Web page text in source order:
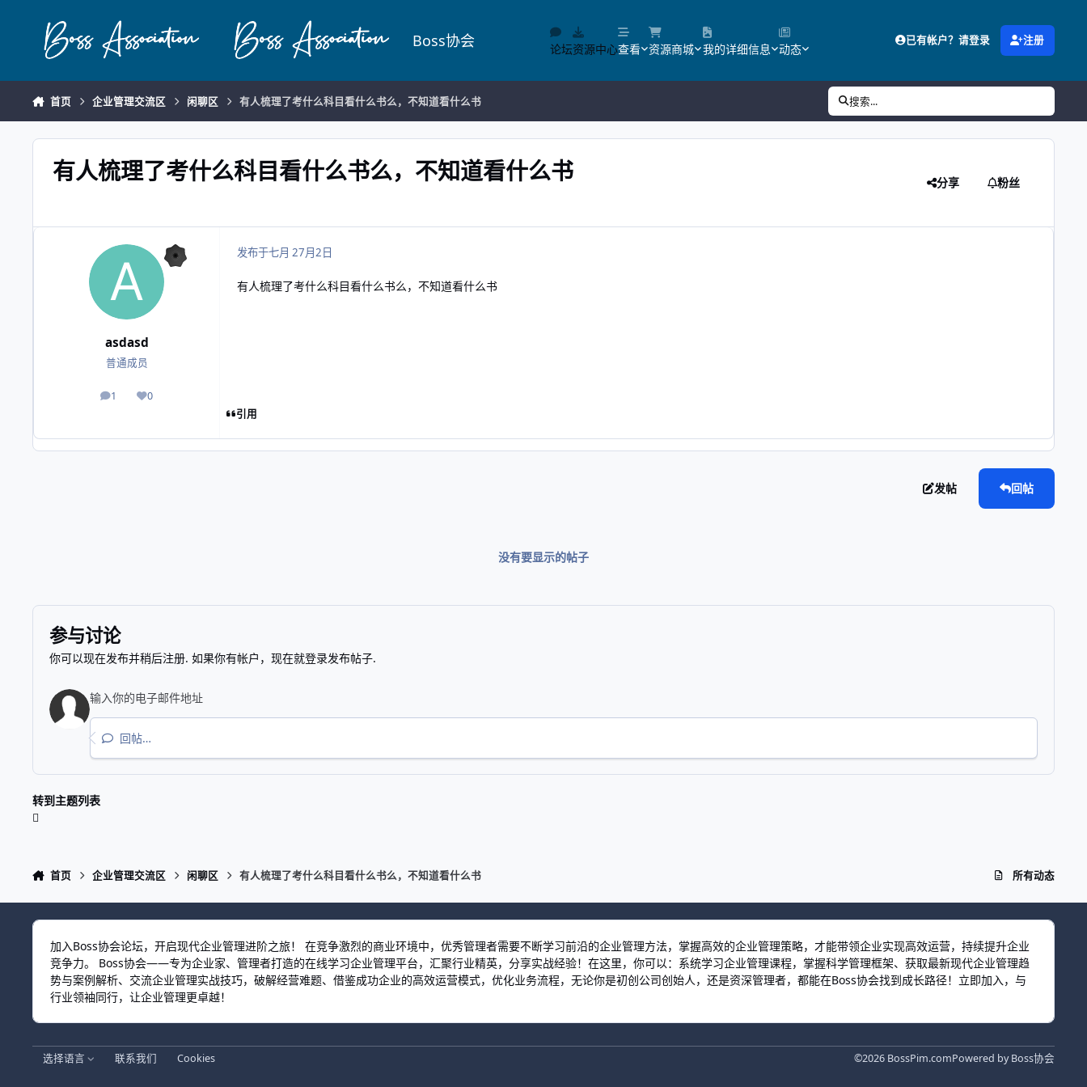
Boss协会 论坛资源中心查看 资源商城 我的详细信息 动态
已有帐户？请登录 注册
首页 企业管理交流区 闲聊区 有人梳理了考什么科目看什么书么，不知道看什么书 搜索...
有人梳理了考什么科目看什么书么，不知道看什么书 分享 粉丝
asdasd
普通成员
1
帖子 0
声誉
发布于七月 27月2日
有人梳理了考什么科目看什么书么，不知道看什么书
引用
发帖 回帖
没有要显示的帖子
参与讨论
你可以现在发布并稍后注册. 如果你有帐户， 现在就登录发布帖子.
回帖…
转到主题列表
首页 企业管理交流区 闲聊区 有人梳理了考什么科目看什么书么，不知道看什么书 所有动态
加入Boss协会论坛，开启现代企业管理进阶之旅！ 在竞争激烈的商业环境中，优秀管理者需要不断学习前沿的企业管理方法，掌握高效的企业管理策略，才能带领企业实现高效运营，持续提升企业
竞争力。 Boss协会——专为企业家、管理者打造的在线学习企业管理平台，汇聚行业精英，分享实战经验！在这里，你可以：系统学习企业管理课程，掌握科学管理框架、获取最新现代企业管理趋
势与案例解析、交流企业管理实战技巧，破解经营难题、借鉴成功企业的高效运营模式，优化业务流程，无论你是初创公司创始人，还是资深管理者，都能在Boss协会找到成长路径！立即加入，与
行业领袖同行，让企业管理更卓越！
选择语言 联系我们 Cookies ©2026 BossPim.comPowered byBoss协会